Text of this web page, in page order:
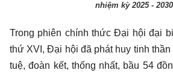
nhiệm kỳ 2025 -
Trong phiên chính thức Đại hội đại
thứ XVI, Đại hội đã phát huy tinh thần
tuệ, đoàn kết, thống nhất, bầu 54